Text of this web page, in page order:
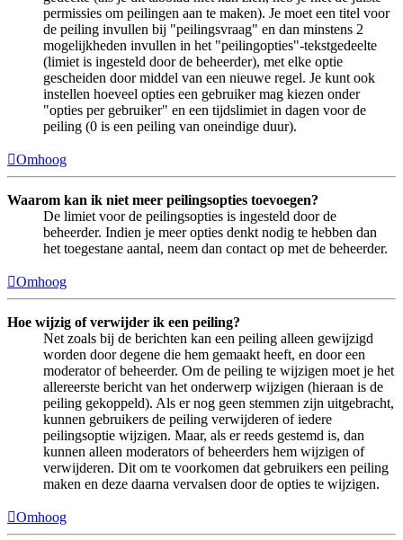
permissies om peilingen aan te maken). Je moet een titel voor
de peiling invullen bij "peilingsvraag" en dan minstens 2
mogelijkheden invullen in het "peilingopties"-tekstgedeelte
(limiet is ingesteld door de beheerder), met elke optie
gescheiden door middel van een nieuwe regel. Je kunt ook
instellen hoeveel opties een gebruiker mag kiezen onder
"opties per gebruiker" en een tijdslimiet in dagen voor de
peiling (0 is een peiling van oneindige duur).
Omhoog
Waarom kan ik niet meer peilingsopties toevoegen?
De limiet voor de peilingsopties is ingesteld door de
beheerder. Indien je meer opties denkt nodig te hebben dan
het toegestane aantal, neem dan contact op met de beheerder.
Omhoog
Hoe wijzig of verwijder ik een peiling?
Net zoals bij de berichten kan een peiling alleen gewijzigd
worden door degene die hem gemaakt heeft, en door een
moderator of beheerder. Om de peiling te wijzigen moet je het
allereerste bericht van het onderwerp wijzigen (hieraan is de
peiling gekoppeld). Als er nog geen stemmen zijn uitgebracht,
kunnen gebruikers de peiling verwijderen of iedere
peilingsoptie wijzigen. Maar, als er reeds gestemd is, dan
kunnen alleen moderators of beheerders hem wijzigen of
verwijderen. Dit om te voorkomen dat gebruikers een peiling
maken en deze daarna vervalsen door de opties te wijzigen.
Omhoog